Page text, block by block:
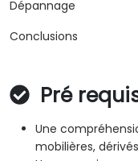
Dépannage
Conclusions
Pré
Une
mobilières,